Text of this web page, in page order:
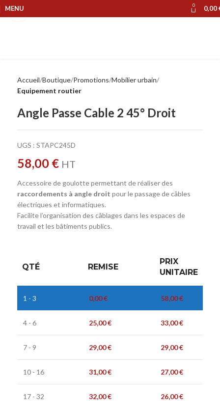
MENU 0 0,00
Accueil Boutique Promotions Mobilier urbain
Equipement routier
Angle Passe Cable 2 45° Droit
UGS : STAPC245D
58,00 € HT
Accessoire de goulotte permettant de réaliser des
raccordements à angle droit pour le passage de câbles
électriques et informatiques.
Facilite l’organisation des câblages dans les espaces de
travail et les bâtiments publics.
QTÉ REMISE
PRIX
UNITAIRE
1 - 3 0,00€ 58,00€
4 - 6 25,00€ 33,00€
7 - 9 29,00€ 29,00€
10 - 16 31,00€ 27,00€
17 - 32 32,00€ 26,00€